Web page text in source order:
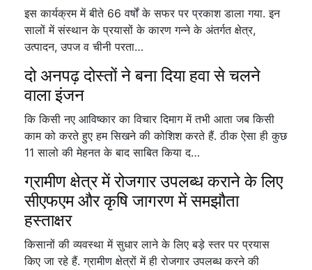
इस कार्यक्रम में बीते 66 वर्षों के सफर पर प्रकाश डाला गया. इन
सालों में संस्थान के प्रयासों के कारण गन्ने के अंतर्गत क्षेत्र,
उत्पादन, उपज व चीनी परता…
दो अनपढ़ दोस्तों ने बना दिया हवा से चलने
वाला इंजन
कि किसी नए आविष्कार का विचार दिमाग में तभी आता जब किसी
काम को करते हुए हम सिखने की कोशिश करते हैं. ठीक ऐसा ही कुछ
11 सालो की मेहनत के बाद साबित किया द…
ग्रामीण क्षेत्र में रोजगार उपलब्ध कराने के लिए
सीएफएम और कृषि जागरण में समझौता
हस्ताक्षर
किसानों की व्यवस्था में सुधार लाने के लिए बड़े स्तर पर प्रयास
किए जा रहे हैं. ग्रामीण क्षेत्रों में ही रोजगार उपलब्ध करने की